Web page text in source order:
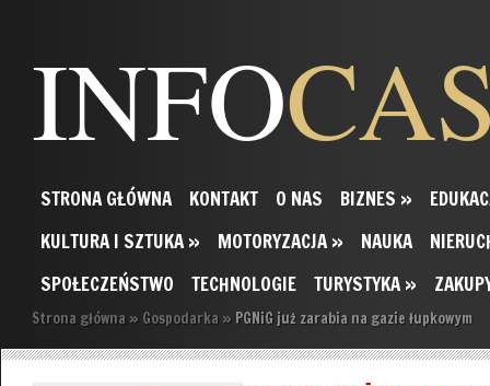
INFO
STRONA GŁÓWNA KONTAKT O NAS BIZNES »
KULTURA I SZTUKA » MOTORYZACJA » NAUKA
SPOŁECZEŃSTWO
TECHNOLOGIE TURYSTYKA »
Strona główna » Gospodarka » PGNiG już zarabia na gazie łupkowym